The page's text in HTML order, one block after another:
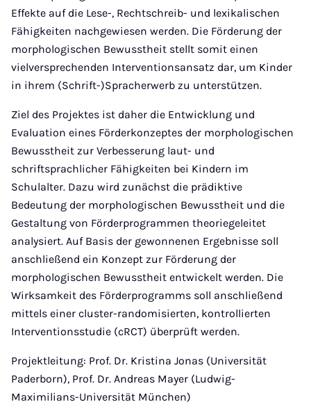
Effekte auf die Lese-, Rechtschreib- und lexikalischen
Fähigkeiten nachgewiesen werden. Die Förderung der
morphologischen Bewusstheit stellt somit einen
vielversprechenden Interventionsansatz dar, um Kinder
in ihrem (Schrift-)Spracherwerb zu unterstützen.
Ziel des Projektes ist daher die Entwicklung und
Evaluation eines Förderkonzeptes der morphologischen
Bewusstheit zur Verbesserung laut- und
schriftsprachlicher Fähigkeiten bei Kindern im
Schulalter. Dazu wird zunächst die prädiktive
Bedeutung der morphologischen Bewusstheit und die
Gestaltung von Förderprogrammen theoriegeleitet
analysiert. Auf Basis der gewonnenen Ergebnisse soll
anschließend ein Konzept zur Förderung der
morphologischen Bewusstheit entwickelt werden. Die
Wirksamkeit des Förderprogramms soll anschließend
mittels einer cluster-randomisierten, kontrollierten
Interventionsstudie (cRCT) überprüft werden.
Projektleitung: Prof. Dr. Kristina Jonas (Universität
Paderborn), Prof. Dr. Andreas Mayer (Ludwig-
Maximilians-Universität München)